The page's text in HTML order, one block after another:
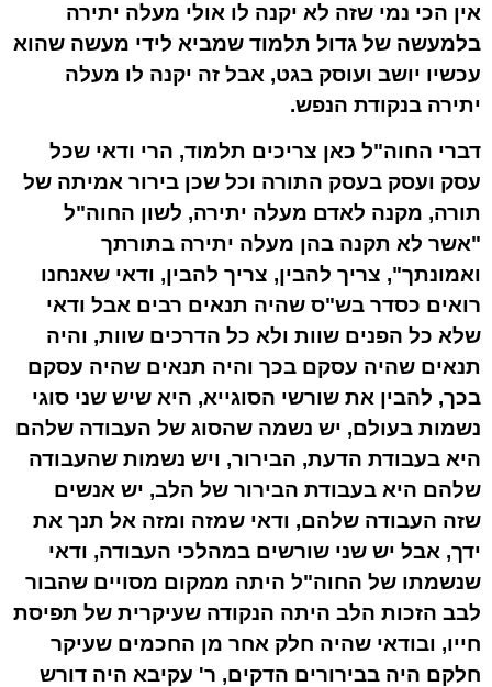
אין הכי נמי שזה לא יקנה לו אולי מעלה יתירה
בלמעשה של גדול תלמוד שמביא לידי מעשה שהוא
עכשיו יושב ועוסק בגט, אבל זה יקנה לו מעלה
יתירה בנקודת הנפש.
דברי החוה"ל כאן צריכים תלמוד, הרי ודאי שכל
עסק ועסק בעסק התורה וכל שכן בירור אמיתה של
תורה, מקנה לאדם מעלה יתירה, לשון החוה"ל
"אשר לא תקנה בהן מעלה יתירה בתורתך
ואמונתך", צריך להבין, צריך להבין, ודאי שאנחנו
רואים כסדר בש"ס שהיה תנאים רבים אבל ודאי
שלא כל הפנים שוות ולא כל הדרכים שוות, והיה
תנאים שהיה עסקם בכך והיה תנאים שהיה עסקם
בכך, להבין את שורשי הסוגייא, היא שיש שני סוגי
נשמות בעולם, יש נשמה שהסוג של העבודה שלהם
היא בעבודת הדעת, הבירור, ויש נשמות שהעבודה
שלהם היא בעבודת הבירור של הלב, יש אנשים
שזה העבודה שלהם, ודאי שמזה ומזה אל תנך את
ידך, אבל יש שני שורשים במהלכי העבודה, ודאי
שנשמתו של החוה"ל היתה ממקום מסויים שהבור
לבב הזכות הלב היתה הנקודה שעיקרית של תפיסת
חייו, ובודאי שהיה חלק אחר מן החכמים שעיקר
חלקם היה בבירורים הדקים, ר' עקיבא היה דורש